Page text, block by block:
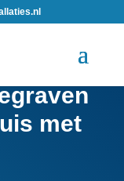
met